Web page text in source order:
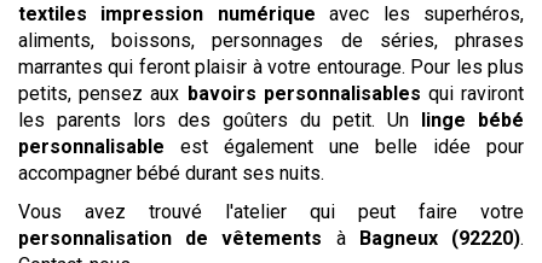
textiles impression numérique avec les superhéros,
aliments, boissons, personnages de séries, phrases
marrantes qui feront plaisir à votre entourage. Pour les plus
petits, pensez aux bavoirs personnalisables qui raviront
les parents lors des goûters du petit. Un linge bébé
personnalisable est également une belle idée pour
accompagner bébé durant ses nuits.
Vous avez trouvé l'atelier qui peut faire votre
personnalisation de vêtements à Bagneux (92220).